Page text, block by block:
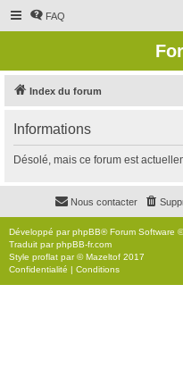
FAQ
Index du forum
Informations
Désolé, mais ce forum est
Nous contacter
Développé parphpBB® Forum Software
Traduit parphpBB-fr.com
Style proflat par ©Mazeltof 2017
Confidentialité | Conditions